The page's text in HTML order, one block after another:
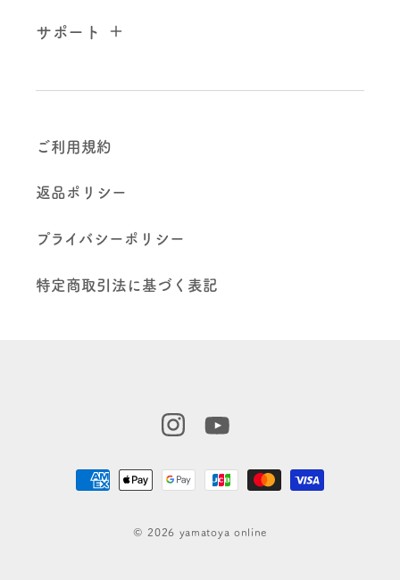
サポート
ご利用規約
返品ポリシー
プライバシーポリシー
特定商取引法に基づく表記
InstagramYouTube
決
済
© 2026 yamatoya online